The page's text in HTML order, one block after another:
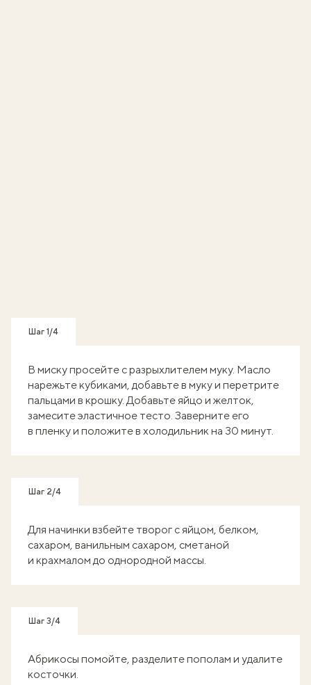
Шаг 1/4
В миску просейте с разрыхлителем муку. Масло
нарежьте кубиками, добавьте в муку и перетрите
пальцами в крошку. Добавьте яйцо и желток,
замесите эластичное тесто. Заверните его
в пленку и положите в холодильник на 30 минут.
Шаг 2/4
Для начинки взбейте творог с яйцом, белком,
сахаром, ванильным сахаром, сметаной
и крахмалом до однородной массы.
Шаг 3/4
Абрикосы помойте, разделите пополам и удалите
косточки.